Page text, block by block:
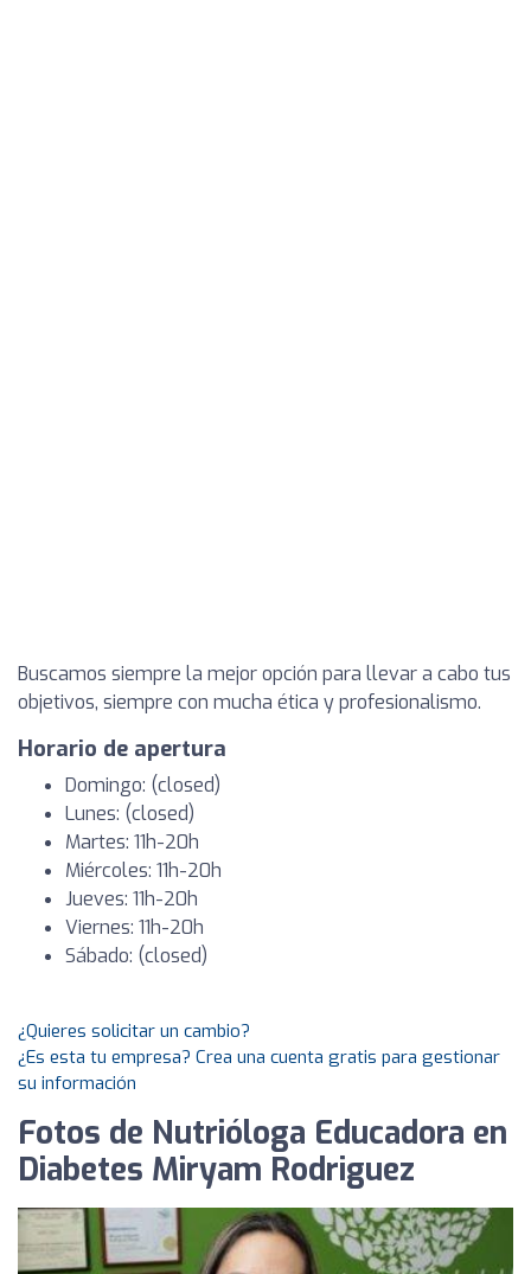
Buscamos siempre la mejor opción para llevar a cabo tus
objetivos, siempre con mucha ética y profesionalismo.
Horario de apertura
Domingo: (closed)
Lunes: (closed)
Martes: 11h-20h
Miércoles: 11h-20h
Jueves: 11h-20h
Viernes: 11h-20h
Sábado: (closed)
¿Quieres solicitar un cambio?
¿Es esta tu empresa? Crea una cuenta gratis para gestionar
su información
Fotos de Nutrióloga Educadora en
Diabetes Miryam Rodriguez